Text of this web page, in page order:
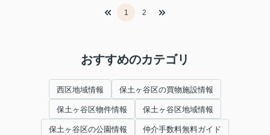
1 2
おすすめのカテゴリ
西区地域情報 保土ヶ谷区の買物施設情報
保土ヶ谷区物件情報 保土ヶ谷区地域情報
保土ヶ谷区の公園情報 仲介手数料無料ガイド